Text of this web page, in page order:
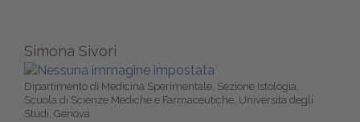
Simona Sivori
Dipartimento di Medicina Sperimentale, Sezione Istologia,
Scuola di Scienze Mediche e Farmaceutiche, Università degli
Studi, Genova